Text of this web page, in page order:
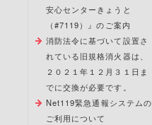
安心センターきょうと
（#7119）』のご案内
消防法令に基づいて設置さ
れている旧規格消火器は、
２０２１年１２月３１日ま
でに交換が必要です。
Net119緊急通報システムの
ご利用について